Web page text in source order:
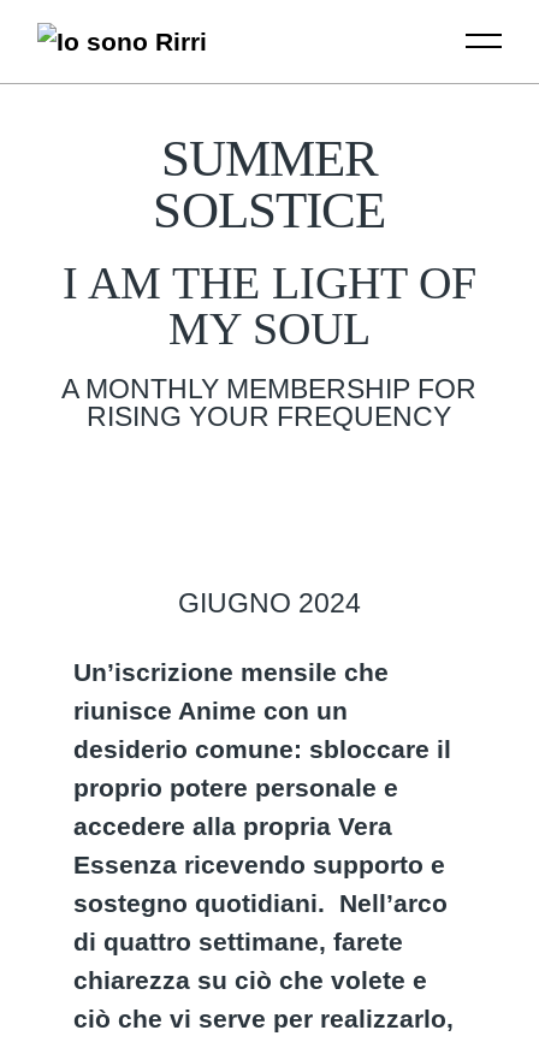
SUMMER
SOLSTICE
I AM THE LIGHT OF
MY SOUL
A MONTHLY MEMBERSHIP FOR
RISING YOUR FREQUENCY
GIUGNO 2024
Un’iscrizione mensile che
riunisce Anime con un
desiderio comune: sbloccare il
proprio potere personale e
accedere alla propria Vera
Essenza ricevendo supporto e
sostegno quotidiani. Nell’arco
di quattro settimane, farete
chiarezza su ciò che volete e
ciò che vi serve per realizzarlo,